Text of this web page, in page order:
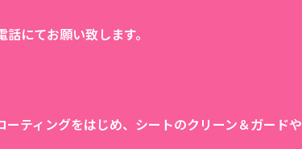
にてお願い致します。
ティングをはじめ、シートのクリーン＆ガードや